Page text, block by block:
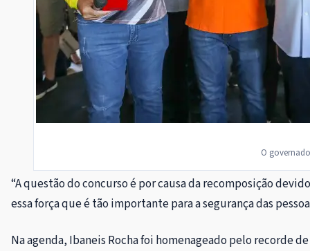
O
“A questão do concurso é por causa da recomposição
essa força que é tão importante para a segurança das
Na agenda, Ibaneis Rocha foi homenageado pelo recorde